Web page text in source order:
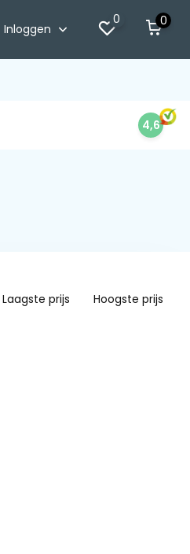
Inloggen
0 0
4,6
Laagste prijs Hoogste prijs